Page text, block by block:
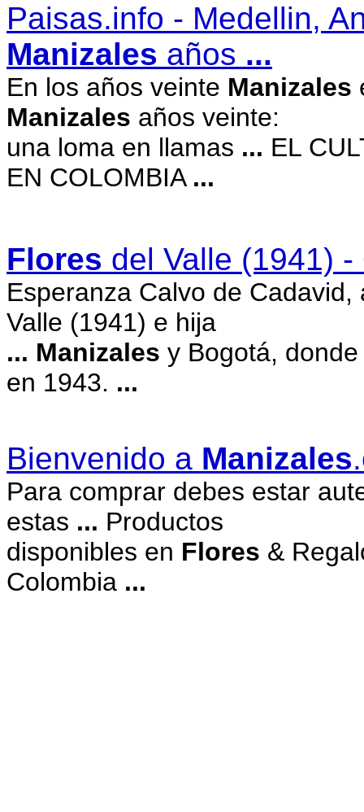
Paisas.info - Medellin,
Manizales años ...
En los años veinte Manizales
Manizales años veinte:
una loma en llamas ... EL
EN COLOMBIA ...
Flores del Valle (1941)
Esperanza Calvo de
Valle (1941) e hija
... Manizales y Bogotá,
en 1943. ...
Bienvenido a Manizales
Para comprar debes estar
estas ... Productos
disponibles en Flores &
Colombia ...